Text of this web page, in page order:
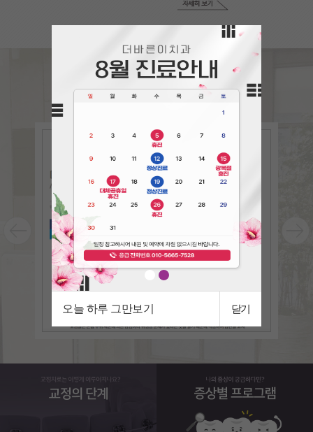
언론속의더바른이
The bareun-e in the press
오늘 하루 그만보기 닫기